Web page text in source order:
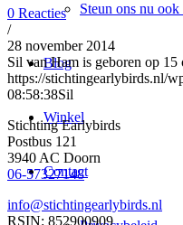
Steun ons nu
Blog
Winkel
Contact
0 Reacties
/
28 november 2014
Sil van Ham is geboren op
https://stichtingearlybirds.nl/
08:58:38Sil
Stichting Earlybirds
Postbus 121
3940 AC Doorn
06-57327148
info@stichtingearlybirds.nl
RSIN: 852900909